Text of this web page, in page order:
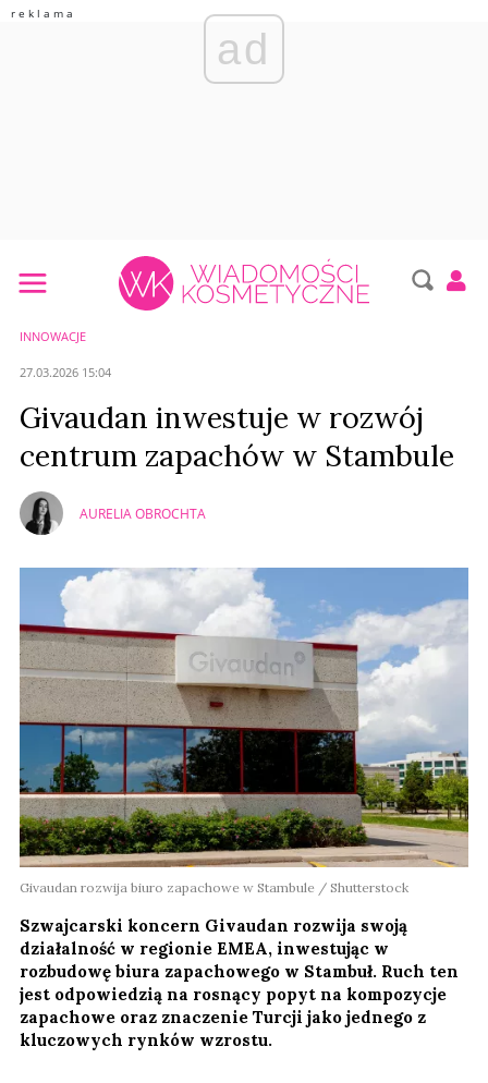
ad
INNOWACJE
27.03.2026 15:04
Givaudan inwestuje w rozwój
centrum zapachów w Stambule
AURELIA OBROCHTA
Givaudan rozwija biuro zapachowe w Stambule / Shutterstock
Szwajcarski koncern Givaudan rozwija swoją
działalność w regionie EMEA, inwestując w
rozbudowę biura zapachowego w Stambuł. Ruch ten
jest odpowiedzią na rosnący popyt na kompozycje
zapachowe oraz znaczenie Turcji jako jednego z
kluczowych rynków wzrostu.